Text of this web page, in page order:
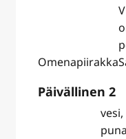
Omenapiirakka
Päivällinen 2
vesi,